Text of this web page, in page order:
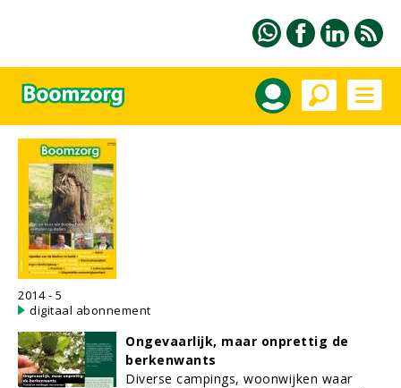
2014 - 5
digitaal abonnement
Ongevaarlijk, maar onprettig de
berkenwants
Diverse campings, woonwijken waar